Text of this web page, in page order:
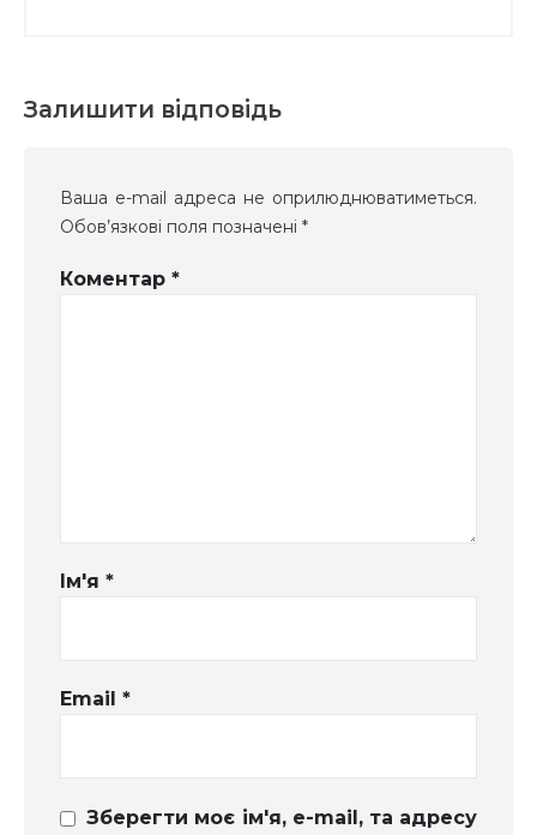
Залишити відповідь
Ваша e-mail адреса не оприлюднюватиметься.
Обов’язкові поля позначені *
Коментар *
Ім'я *
Email *
Зберегти моє ім'я, e-mail, та адресу